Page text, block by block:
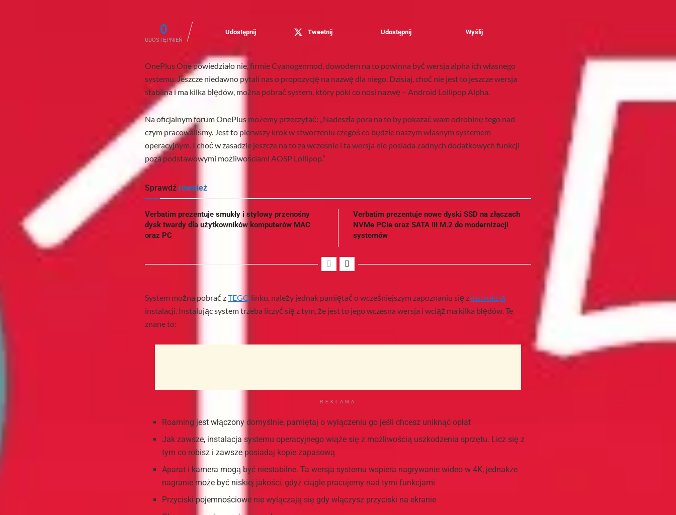
0
UDOSTĘPNIEŃ
Udostępnij Tweetnij Udostępnij Wyślij
OnePlus One powiedziało nie, firmie Cyanogenmod, dowodem na to powinna być wersja alpha ich własnego
systemu. Jeszcze niedawno pytali nas o propozycję na nazwę dla niego. Dzisiaj, choć nie jest to jeszcze wersja
stabilna i ma kilka błędów, można pobrać system, który póki co nosi nazwę – Android Lollipop Alpha.
Na oficjalnym forum OnePlus możemy przeczytać: „Nadeszła pora na to by pokazać wam odrobinę tego nad
czym pracowaliśmy. Jest to pierwszy krok w stworzeniu czegoś co będzie naszym własnym systemem
operacyjnym. I choć w zasadzie jeszcze na to za wcześnie i ta wersja nie posiada żadnych dodatkowych funkcji
poza podstawowymi możliwościami AOSP Lollipop.”
Sprawdź również
Verbatim prezentuje smukły i stylowy przenośny
dysk twardy dla użytkowników komputerów MAC
oraz PC
Verbatim prezentuje nowe dyski SSD na złączach
NVMe PCIe oraz SATA III M.2 do modernizacji
systemów
System można pobrać zTEGO linku, należy jednak pamiętać o wcześniejszym zapoznaniu się z instrukcją
instalacji. Instalując system trzeba liczyć się z tym, że jest to jego wczesna wersja i wciąż ma kilka błędów. Te
znane to:
REKLAMA
Roaming jest włączony domyślnie, pamiętaj o wyłączeniu go jeśli chcesz uniknąć opłat
Jak zawsze, instalacja systemu operacyjnego wiąże się z możliwością uszkodzenia sprzętu. Licz się z
tym co robisz i zawsze posiadaj kopie zapasową
Aparat i kamera mogą być niestabilne. Ta wersja systemu wspiera nagrywanie wideo w 4K, jednakże
nagranie może być niskiej jakości, gdyż ciągle pracujemy nad tymi funkcjami
Przyciski pojemnościowe nie wyłączają się gdy włączysz przyciski na ekranie